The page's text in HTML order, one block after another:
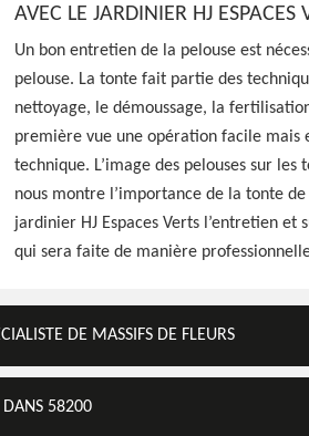
Nous!
AVEC LE JARDINIER HJ ESPACES
Un bon entretien de la pelouse est
pelouse. La tonte fait partie des
nettoyage, le démoussage, la
première vue une opération facile mais
technique. L’image des pelouses sur
nous montre l’importance de la tonte de
jardinier HJ Espaces Verts l’entretien
qui sera faite de manière
DE MASSIFS DE FLEURS
DANS 58200